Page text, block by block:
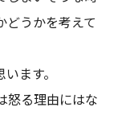
どうかを考えて
ます。
怒る理由にはな